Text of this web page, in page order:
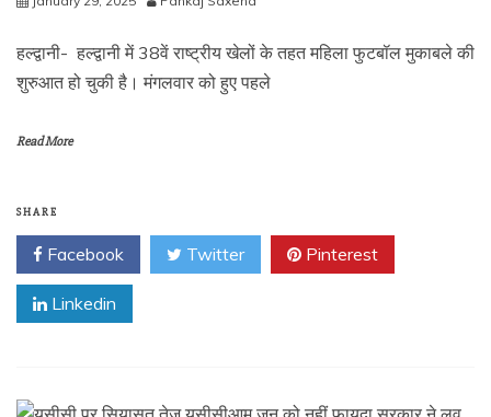
हल्द्वानी- हल्द्वानी में 38वें राष्ट्रीय खेलों के तहत महिला फुटबॉल मुकाबले की
शुरुआत हो चुकी है। मंगलवार को हुए पहले
Read More
SHARE
Facebook Twitter Pinterest
Linkedin